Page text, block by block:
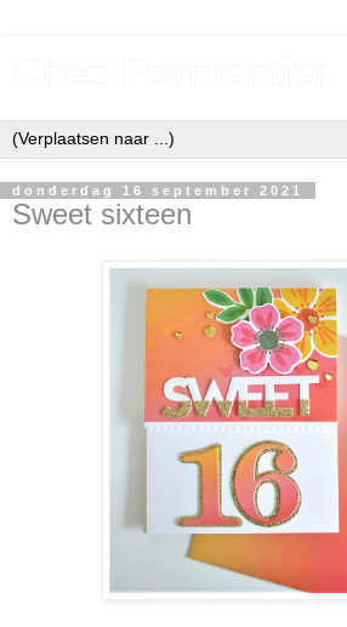
donderdag 16 september 2021
Sweet sixteen